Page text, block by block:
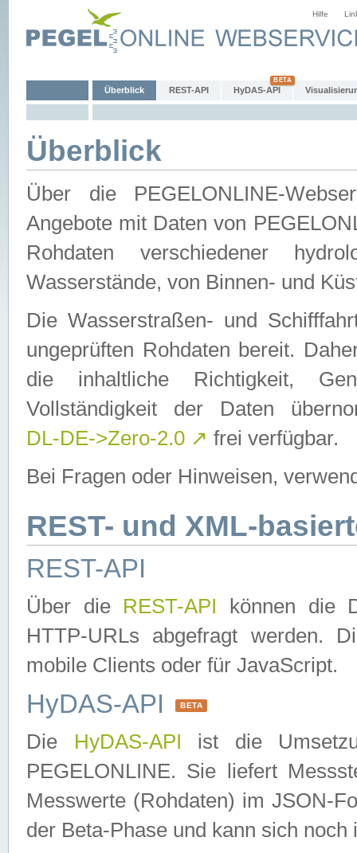
Hilfe
Überblick REST-API HyDAS-API
Überblick
Über die PEGELONLINE-
Angebote mit Daten von
Rohdaten verschiedener
Wasserstände, von Binnen- und
Die Wasserstraßen- und
ungeprüften Rohdaten bereit.
die inhaltliche Richtigkeit,
Vollständigkeit der Daten
DL-DE->Zero-2.0 ↗ frei verfügbar.
Bei Fragen oder Hinweisen,
REST- und XML-
REST-API
Über die REST-API können die
HTTP-URLs abgefragt werden.
mobile Clients oder für JavaScript.
HyDAS-API BETA
Die HyDAS-API ist die
PEGELONLINE. Sie liefert
Messwerte (Rohdaten) im JSON-
der Beta-Phase und kann sich noch